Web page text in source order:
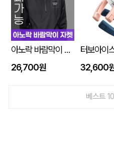
아노락 바람막이 자켓 주문제작 전사인쇄
26,700원
32,600
베스트